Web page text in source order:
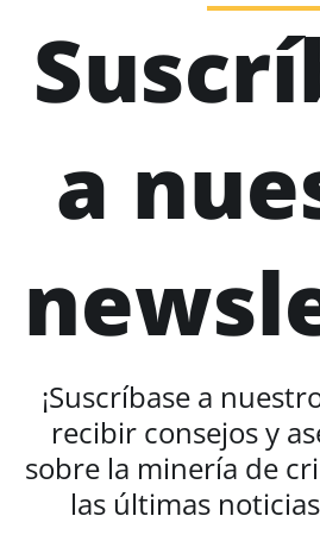
a
¡Suscríbase a
recibir consejos y
sobre la minería de
las últimas